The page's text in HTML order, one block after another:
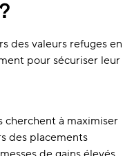
des valeurs refuges en
pour sécuriser leur
cherchent à maximiser
des placements